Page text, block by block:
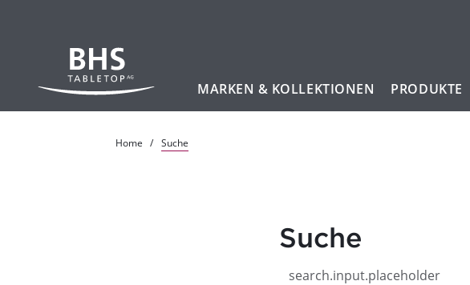
MARKEN & KOLLEKTIONEN PRODUKTE
Home Suche
Suche